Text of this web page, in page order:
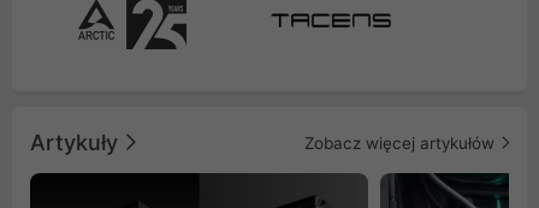
Artykuły Zobacz więcej artykułów